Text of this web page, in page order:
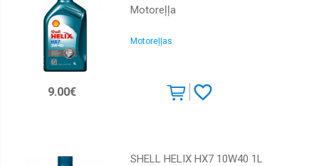
Fuchs
Meguin
Motoreļļa
Motoreļļas
9.00€
SHELL HELIX HX7 10W40 1L